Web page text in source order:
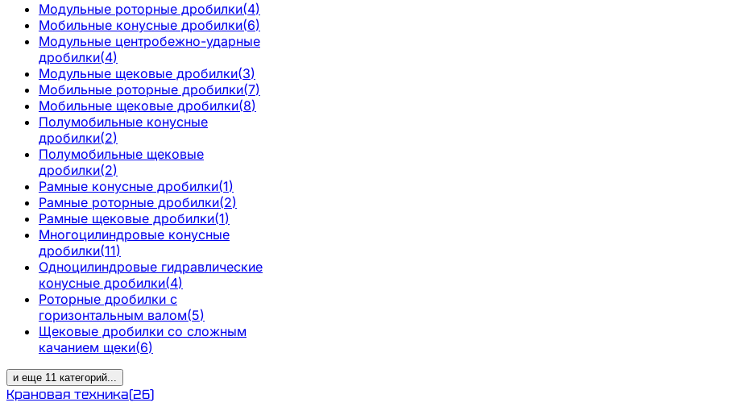
Модульные роторные дробилки(4)
Мобильные конусные дробилки(6)
Модульные центробежно-ударные
дробилки(4)
Модульные щековые дробилки(3)
Мобильные роторные дробилки(7)
Мобильные щековые дробилки(8)
Полумобильные конусные
дробилки(2)
Полумобильные щековые
дробилки(2)
Рамные конусные дробилки(1)
Рамные роторные дробилки(2)
Рамные щековые дробилки(1)
Многоцилиндровые конусные
дробилки(11)
Одноцилиндровые гидравлические
конусные дробилки(4)
Роторные дробилки с
горизонтальным валом(5)
Щековые дробилки со сложным
качанием щеки(6)
и еще 11 категорий...
Крановая техника(26)